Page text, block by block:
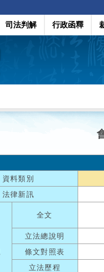
司法判解 行政函釋
資料類別
法律新訊
全文
立法總說明
條文對照表
立法歷程